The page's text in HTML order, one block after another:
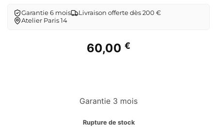
Garantie 6 mois
Livraison offerte dès 200 €
Atelier Paris 14
60,00 €
Garantie 3 mois
Rupture de stock